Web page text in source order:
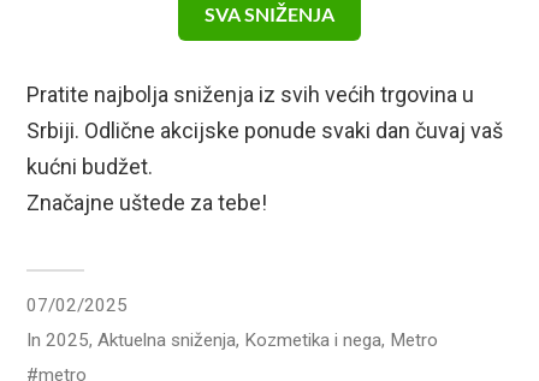
SVA SNIŽENJA
Pratite najbolja sniženja iz svih većih trgovina u
Srbiji. Odlične akcijske ponude svaki dan čuvaj vaš
kućni budžet.
Značajne uštede za tebe!
07/02/2025
In2025,Aktuelna sniženja, Kozmetika i nega, Metro
metro